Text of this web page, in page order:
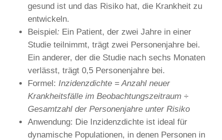
gesund ist und das Risiko hat, die Krankheit zu
entwickeln.
Beispiel: Ein Patient, der zwei Jahre in einer
Studie teilnimmt, trägt zwei Personenjahre bei.
Ein anderer, der die Studie nach sechs Monaten
verlässt, trägt 0,5 Personenjahre bei.
Formel:Inzidenzdichte =Anzahl neuer
Krankheitsfälle im Beobachtungszeitraum÷
Gesamtzahl der Personenjahre unter Risiko
Anwendung: Die Inzidenzdichte ist ideal für
dynamische Populationen, in denen Personen in